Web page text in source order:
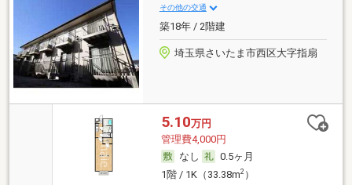
その他の交通
築18年 / 2階建
埼玉県さいたま市西区大字指扇
5.10万円
管理費4,000円
なし
0.5ヶ月
1階 / 1K（33.38m2）